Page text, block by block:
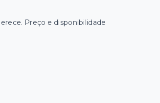
Preço e disponibilidade